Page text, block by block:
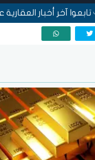
تابعوا آخر أخبار